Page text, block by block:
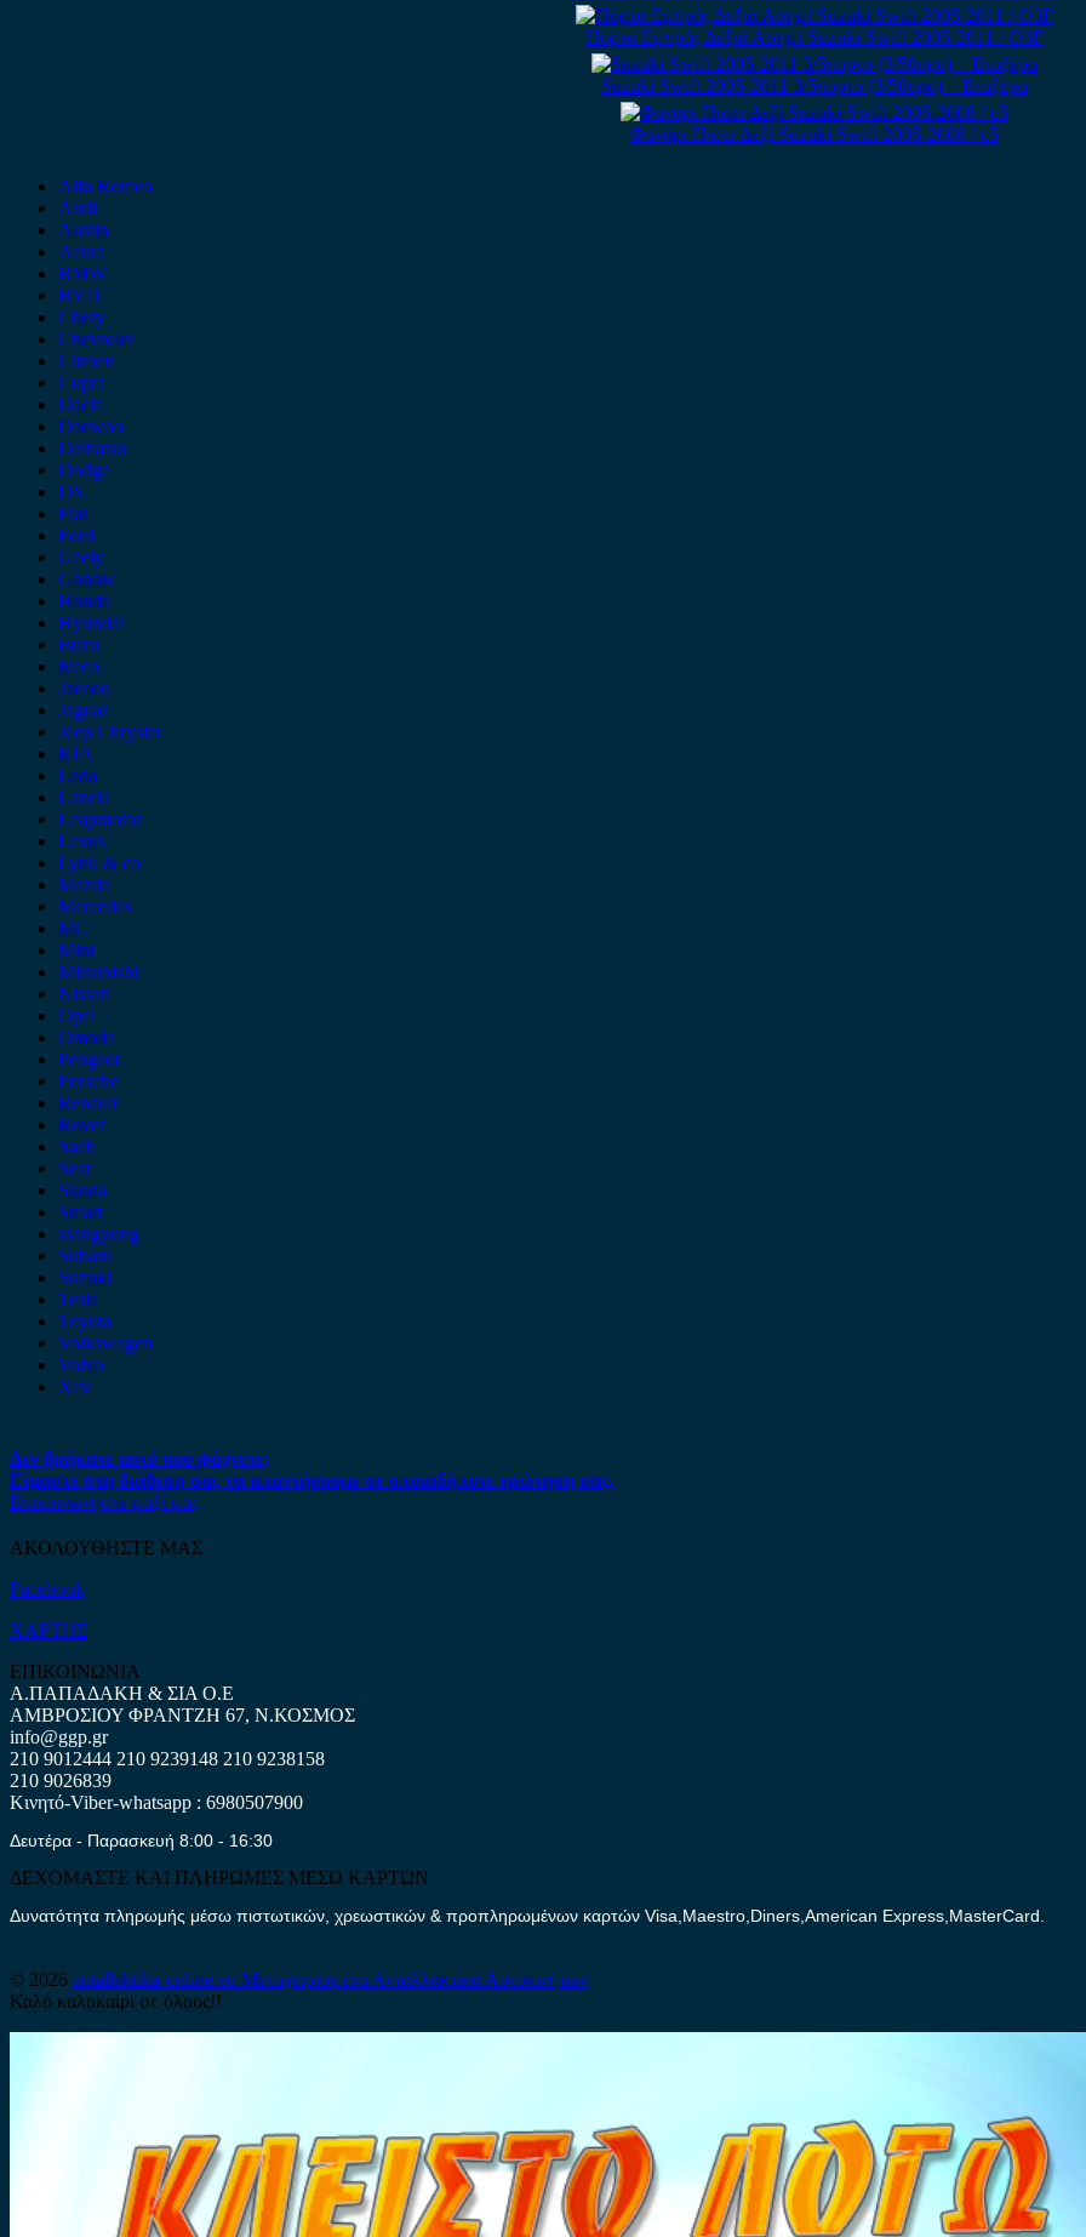
Πόρτα Εμπρός Δεξιά Ασημί Suzuki Swift 2005-2011 / Ο3Γ
Suzuki Swift 2005-2011 3/5πορτο (3/5θυρο) – Εταζέρα
Φανάρι Πίσω Δεξί Suzuki Swift 2005-2008 / c5
Alfa Romeo
Audi
Austin
Acura
BMW
BYD
Chery
Chevrolet
Citroen
Cupra
Dacia
Daewoo
Daihatsu
Dodge
DS
Fiat
Ford
Geely
Gonow
Honda
Hyundai
Isuzu
iveco
Jaecoo
Jaguar
Jeep Chrysler
KIA
Lada
Lancia
Leapmotor
Lexus
Lynk & co
Mazda
Mercedes
MG
Mini
Mitsubishi
Nissan
Opel
Omoda
Peugeot
Porsche
Renault
Rover
Saab
Seat
Skoda
Smart
ssangyong
Subaru
Suzuki
Tesla
Toyota
Volkswagen
Volvo
Xev
Δεν βρήκατε αυτό που ψάχνετε;
Είμαστε στη διάθεση σας να απαντήσουμε σε οποιαδήποτε ερώτηση σας.
Επικοινωνήστε μαζί μας
ΑΚΟΛΟΥΘΗΣΤΕ ΜΑΣ
Facebook
ΧΑΡΤΗΣ
ΕΠΙΚΟΙΝΩΝΙΑ
Α.ΠΑΠΑΔΑΚΗ & ΣΙΑ Ο.Ε
ΑΜΒΡΟΣΙΟΥ ΦΡΑΝΤΖΗ 67, Ν.ΚΟΣΜΟΣ
info@ggp.gr
210 9012444 210 9239148 210 9238158
210 9026839
Κινητό-Viber-whatsapp : 6980507900
Δευτέρα - Παρασκευή 8:00 - 16:30
ΔΕΧΟΜΑΣΤΕ ΚΑΙ ΠΛΗΡΩΜΕΣ ΜΕΣΩ ΚΑΡΤΩΝ
Δυνατότητα πληρωμής μέσω πιστωτικών, χρεωστικών & προπληρωμένων καρτών Visa,Maestro,Diners,American Express,MasterCard.
© 2026 antallaktika-online.eu Μεταχειρισμένα Ανταλλακτικά Αυτοκινήτων
Καλό καλοκαίρι σε όλους!!